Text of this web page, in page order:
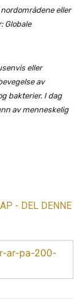
eller
Globale
eller
av
bakterier. I dag
av menneskelig
- DEL DENNE
ar-pa-200-